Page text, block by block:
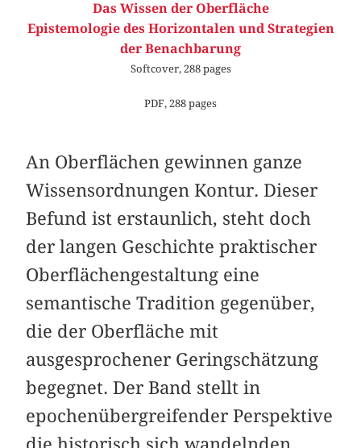
Das Wissen der Oberfläche
Epistemologie des Horizontalen und Strategien
der Benachbarung
Softcover, 288 pages
PDF, 288 pages
An Oberflächen gewinnen ganze
Wissensordnungen Kontur. Dieser
Befund ist erstaunlich, steht doch
der langen Geschichte praktischer
Oberflächengestaltung eine
semantische Tradition gegenüber,
die der Oberfläche mit
ausgesprochener Geringschätzung
begegnet. Der Band stellt in
epochenübergreifender Perspektive